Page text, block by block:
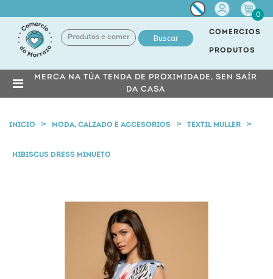
Miña
conta
0
Buscar
COMERCIOS
PRODUTOS
MERCA NA TÚA TENDA DE PROXIMIDADE, SEN SAÍR
DA CASA
INICIO MODA, CALZADO E ACCESORIOS TEXTIL MULLER
HIBISCUS DRESS MINUETO